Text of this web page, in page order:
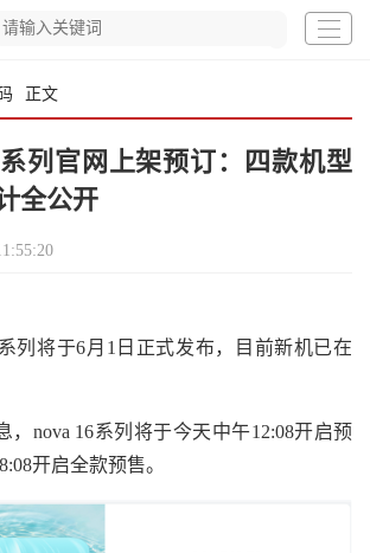
正文
列官网上架预订：四款机型
全公开
将于6月1日正式发布，目前新机已在
nova 16系列将于今天中午12:08开启预
开启全款预售。